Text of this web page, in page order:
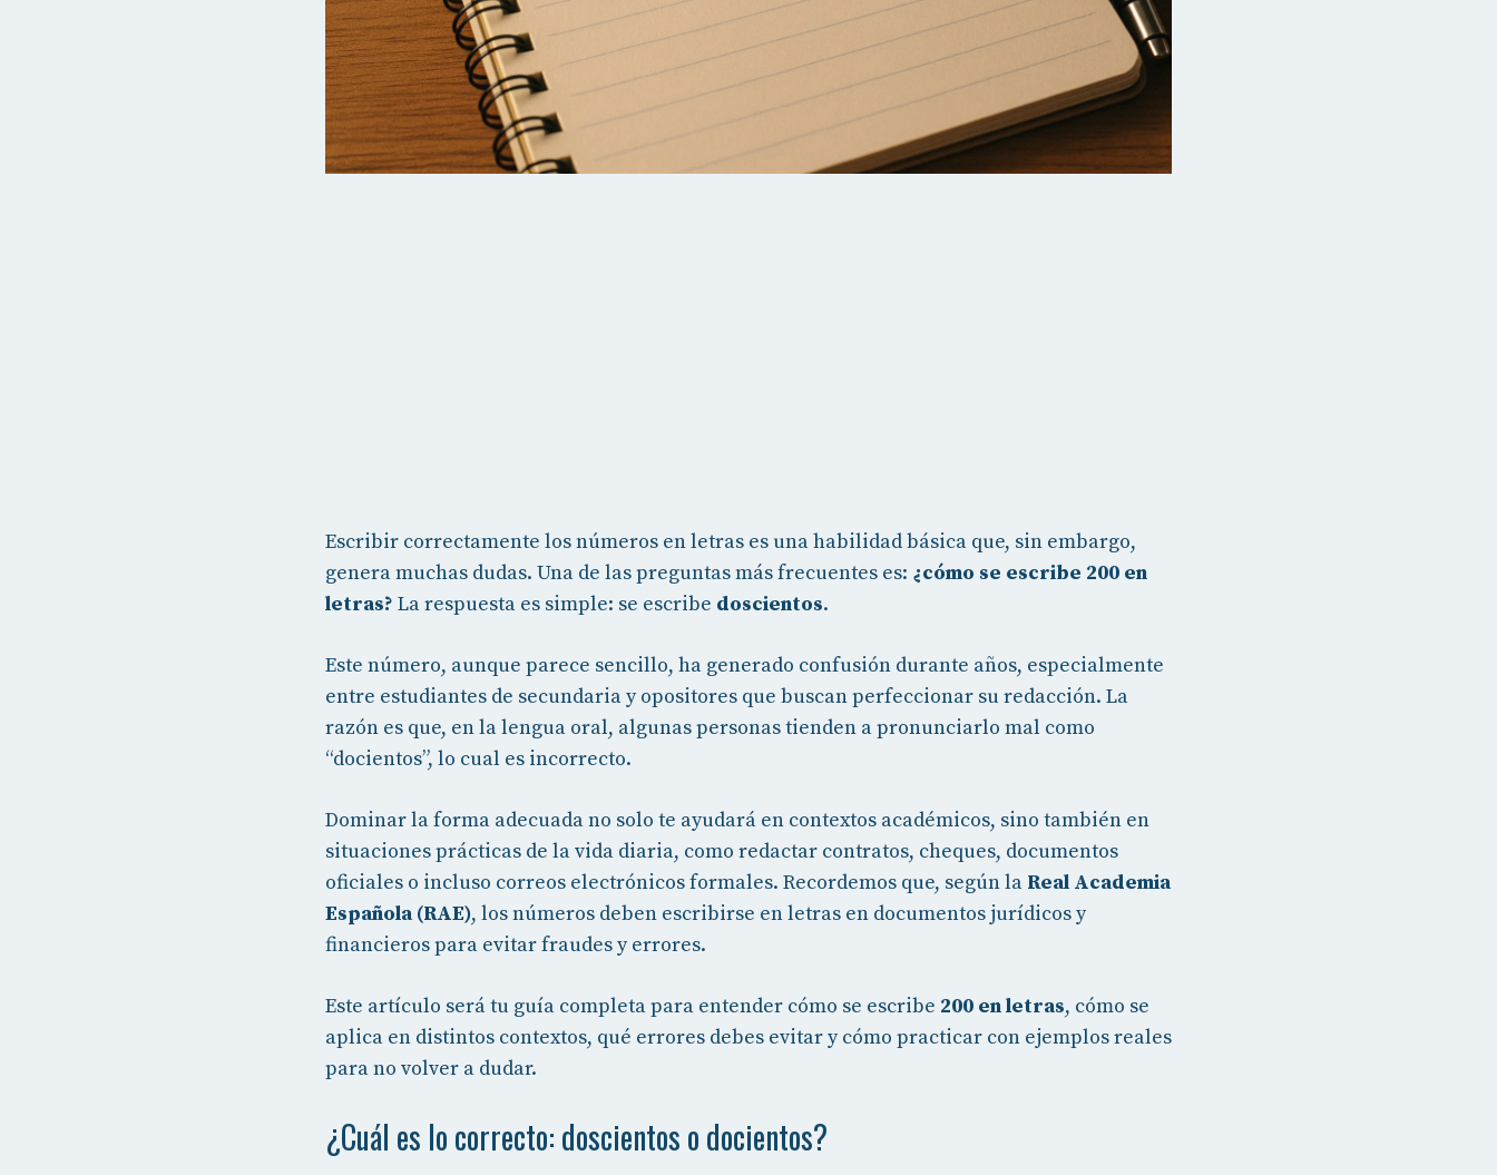
Escribir correctamente los números en letras es una habilidad básica que, sin embargo,
genera muchas dudas. Una de las preguntas más frecuentes es: ¿cómo se escribe 200 en
letras? La respuesta es simple: se escribe doscientos.
Este número, aunque parece sencillo, ha generado confusión durante años, especialmente
entre estudiantes de secundaria y opositores que buscan perfeccionar su redacción. La
razón es que, en la lengua oral, algunas personas tienden a pronunciarlo mal como
“docientos”, lo cual es incorrecto.
Dominar la forma adecuada no solo te ayudará en contextos académicos, sino también en
situaciones prácticas de la vida diaria, como redactar contratos, cheques, documentos
oficiales o incluso correos electrónicos formales. Recordemos que, según la Real Academia
Española (RAE), los números deben escribirse en letras en documentos jurídicos y
financieros para evitar fraudes y errores.
Este artículo será tu guía completa para entender cómo se escribe 200 en letras, cómo se
aplica en distintos contextos, qué errores debes evitar y cómo practicar con ejemplos reales
para no volver a dudar.
¿Cuál es lo correcto: doscientos o docientos?